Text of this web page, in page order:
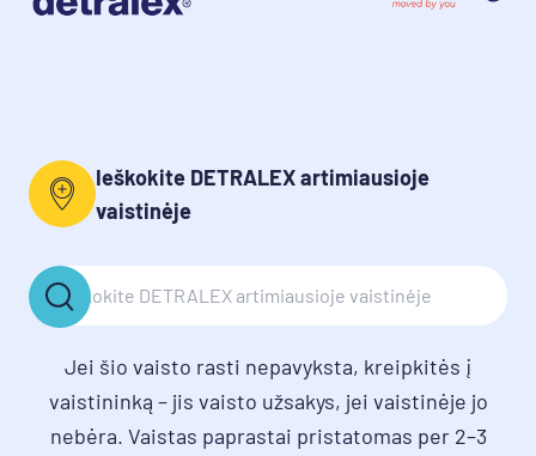
Ieškokite DETRALEX artimiausioje
vaistinėje
Jei šio vaisto rasti nepavyksta, kreipkitės į
vaistininką – jis vaisto užsakys, jei vaistinėje jo
nebėra. Vaistas paprastai pristatomas per 2–3